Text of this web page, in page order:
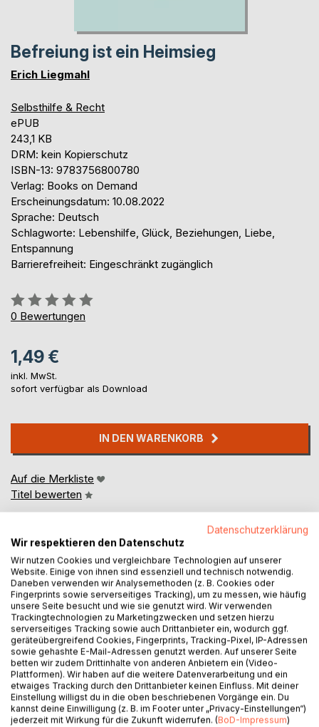
Befreiung ist ein Heimsieg
Erich Liegmahl
Selbsthilfe & Recht
ePUB
243,1 KB
DRM: kein Kopierschutz
ISBN-13: 9783756800780
Verlag: Books on Demand
Erscheinungsdatum: 10.08.2022
Sprache: Deutsch
Schlagworte: Lebenshilfe, Glück, Beziehungen, Liebe,
Entspannung
Barrierefreiheit: Eingeschränkt zugänglich
Bewertung::
0%
0 Bewertungen
1,49 €
inkl. MwSt.
sofort verfügbar als Download
IN DEN WARENKORB
Auf die Merkliste
Titel bewerten
BESCHREIBUNG
Inwiefern kann man Befreiung als einen Heimsieg
betrachten, der also quasi im eigenen Stadion errungen
wird? Das bedeutet kurzgesagt nichts anderes als dass Du
dafür zuständig bist und es nicht als Aufgabe an andere
delegieren kannst. Denn es dürfte Dich nicht überraschen,
dass andere zumeist gar nicht an Deiner Befreiung
Datenschutzerklärung
Wir respektieren den Datenschutz
Wir nutzen Cookies und vergleichbare Technologien auf unserer
Website. Einige von ihnen sind essenziell und technisch notwendig.
Daneben verwenden wir Analysemethoden (z. B. Cookies oder
Fingerprints sowie serverseitiges Tracking), um zu messen, wie häufig
unsere Seite besucht und wie sie genutzt wird. Wir verwenden
Trackingtechnologien zu Marketingzwecken und setzen hierzu
serverseitiges Tracking sowie auch Drittanbieter ein, wodurch ggf.
geräteübergreifend Cookies, Fingerprints, Tracking-Pixel, IP-Adressen
sowie gehashte E-Mail-Adressen genutzt werden. Auf unserer Seite
betten wir zudem Drittinhalte von anderen Anbietern ein (Video-
Plattformen). Wir haben auf die weitere Datenverarbeitung und ein
etwaiges Tracking durch den Drittanbieter keinen Einfluss. Mit deiner
Einstellung willigst du in die oben beschriebenen Vorgänge ein. Du
kannst deine Einwilligung (z. B. im Footer unter „Privacy-Einstellungen“)
jederzeit mit Wirkung für die Zukunft widerrufen. (BoD-Impressum)